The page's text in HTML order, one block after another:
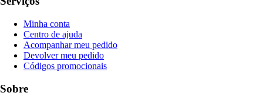
Minha conta
Centro de ajuda
Acompanhar meu pedido
Devolver meu pedido
Códigos promocionais
Sobre